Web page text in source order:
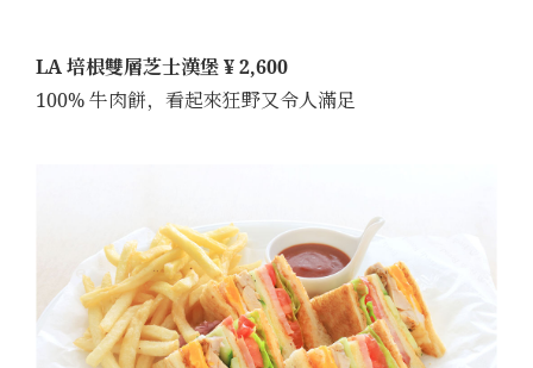
LA 培根雙層芝士漢堡 ¥ 2,600
100% 牛肉餅，看起來狂野又令人滿足